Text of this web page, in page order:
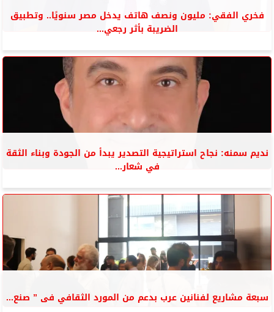
فخري الفقي: مليون ونصف هاتف يدخل مصر سنويًا.. وتطبيق
الضريبة بأثر رجعي...
نديم سمنه: نجاح استراتيجية التصدير يبدأ من الجودة وبناء الثقة
في شعار...
سبعة مشاريع لفنانين عرب بدعم من المورد الثقافي فى ” صنع...